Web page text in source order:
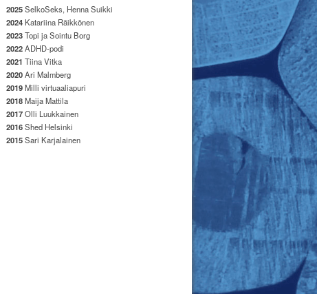
2025SelkoSeks, Henna Suikki
2024 Katariina Räikkönen
2023Topi ja Sointu Borg
2022ADHD-podi
2021 Tiina Vitka
2020Ari Malmberg
2019Milli virtuaaliapuri
2018Maija Mattila
2017Olli Luukkainen
2016Shed Helsinki
2015Sari Karjalainen